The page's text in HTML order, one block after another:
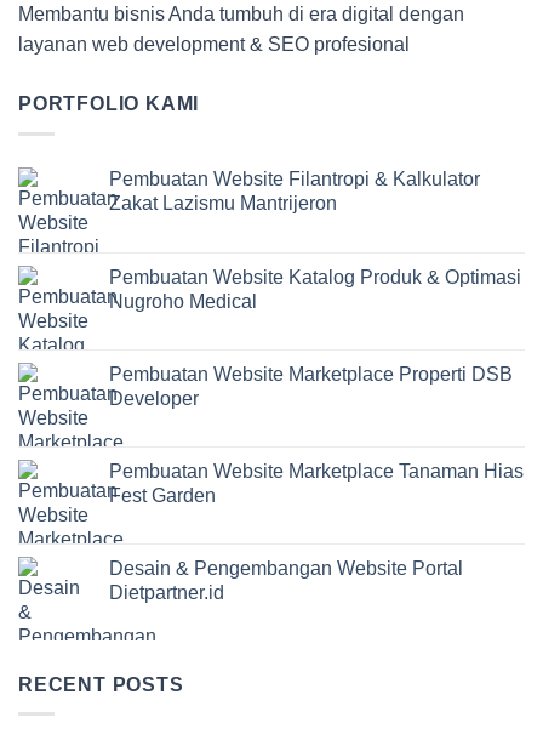
Membantu bisnis Anda tumbuh di era digital dengan
layanan web development & SEO profesional
PORTFOLIO KAMI
Pembuatan Website Filantropi & Kalkulator
Zakat Lazismu Mantrijeron
Pembuatan Website Katalog Produk & Optimasi
Nugroho Medical
Pembuatan Website Marketplace Properti DSB
Developer
Pembuatan Website Marketplace Tanaman Hias
Fest Garden
Desain & Pengembangan Website Portal
Dietpartner.id
RECENT POSTS